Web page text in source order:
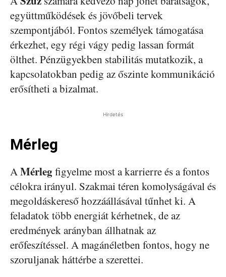
együttműködések és jövőbeli tervek
szempontjából. Fontos személyek támogatása
érkezhet, egy régi vágy pedig lassan formát
ölthet. Pénzügyekben stabilitás mutatkozik, a
kapcsolatokban pedig az őszinte kommunikáció
erősítheti a bizalmat.
Hirdetés
Mérleg
AMérlegfigyelme most a karrierre és a fontos
célokra irányul. Szakmai téren komolyságával és
megoldáskereső hozzáállásával tűnhet ki. A
feladatok több energiát kérhetnek, de az
eredmények arányban állhatnak az
erőfeszítéssel. A magánéletben fontos, hogy ne
szoruljanak háttérbe a szerettei.